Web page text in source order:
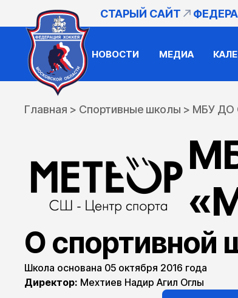
СТАРЫЙ САЙТ
НОВОСТИ МЕДИА
Главная > Спортивные школы > МБУ ДО
О спортивной
Школа основана 05 октября 2016 года
Директор: Мехтиев Надир Агил Оглы